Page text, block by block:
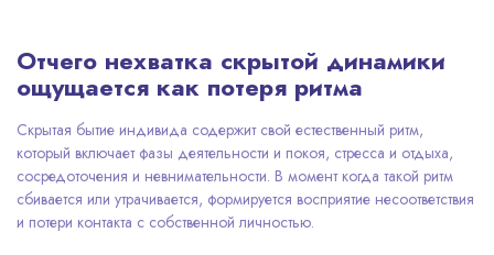
Отчего нехватка скрытой динамики
ощущается как потеря ритма
Скрытая бытие индивида содержит свой естественный ритм,
который включает фазы деятельности и покоя, стресса и отдыха,
сосредоточения и невнимательности. В момент когда такой ритм
сбивается или утрачивается, формируется восприятие несоответствия
и потери контакта с собственной личностью.